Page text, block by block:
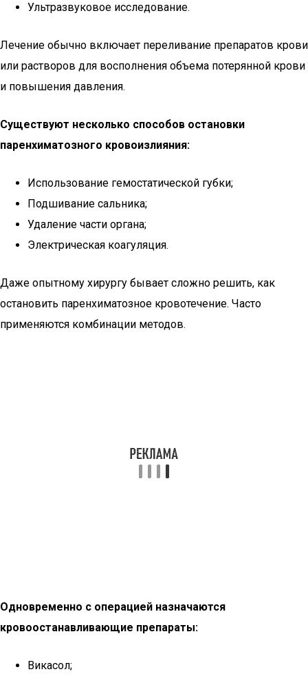
Ультразвуковое исследование.
Лечение обычно включает переливание препаратов крови
или растворов для восполнения объема потерянной крови
и повышения давления.
Существуют несколько способов остановки
паренхиматозного кровоизлияния:
Использование гемостатической губки;
Подшивание сальника;
Удаление части органа;
Электрическая коагуляция.
Даже опытному хирургу бывает сложно решить, как
остановить паренхиматозное кровотечение. Часто
применяются комбинации методов.
Одновременно с операцией назначаются
кровоостанавливающие препараты:
Викасол;